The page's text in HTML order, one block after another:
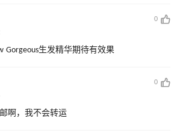
0
Gorgeous生发精华期待有效果
0
啊，我不会转运